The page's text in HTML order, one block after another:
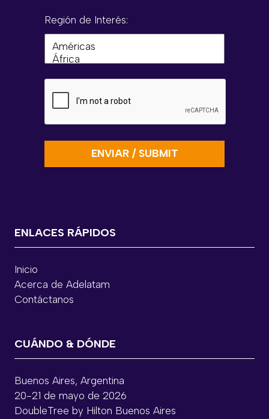
Región de Interés:
ENLACES RÁPIDOS
Inicio
Acerca de Adelatam
Contáctanos
CUÁNDO & DÓNDE
Buenos Aires, Argentina
20-21 de mayo de 2026
DoubleTree by Hilton Buenos Aires